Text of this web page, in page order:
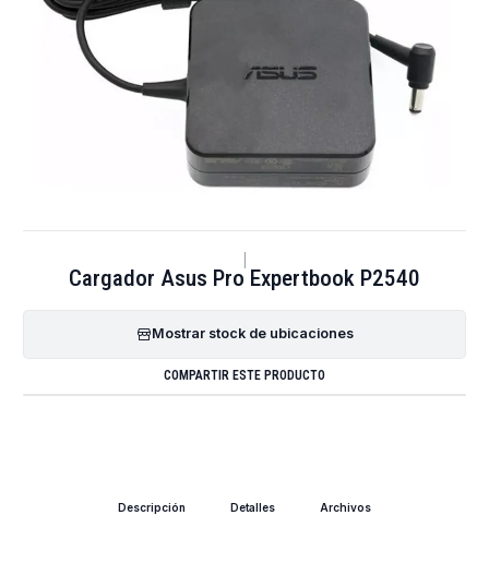
Cargador Asus Pro Expertbook P2540
Mostrar stock de ubicaciones
COMPARTIR ESTE PRODUCTO
Descripción Detalles Archivos